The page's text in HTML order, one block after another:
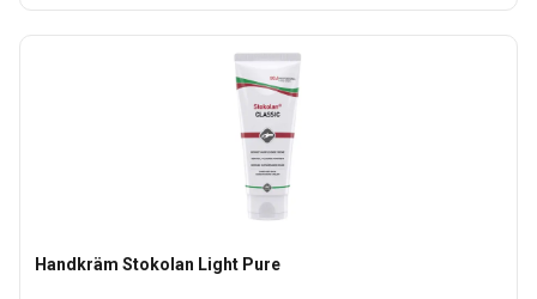
Handkräm Stokolan Light Pure